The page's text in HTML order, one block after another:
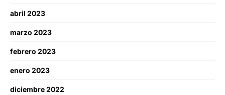
abril 2023
marzo 2023
febrero 2023
enero 2023
diciembre 2022